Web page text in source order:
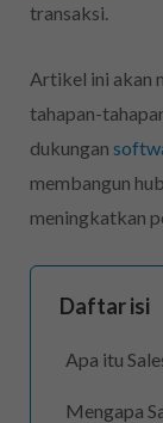
transaksi.
Artikel ini akan
tahapan-
dukungan
membangun
meningkatkan
Daftar isi
Apa itu
Mengapa